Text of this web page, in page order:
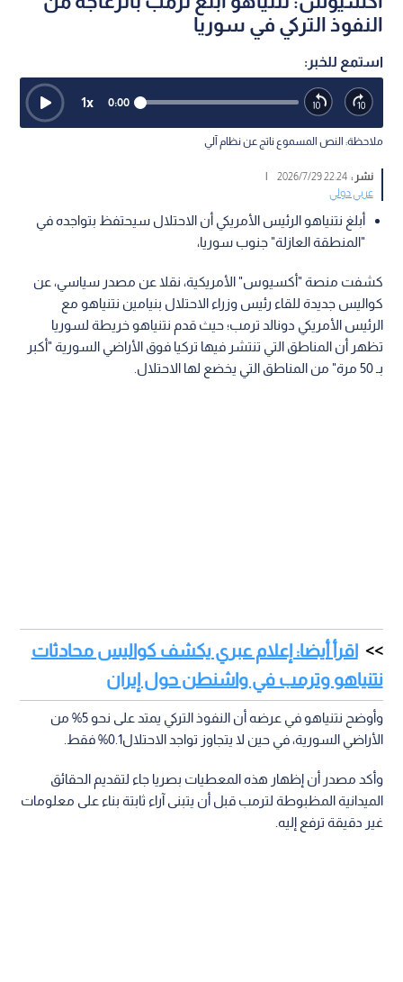
النفوذ التركي في سوريا
استمع للخبر:
0:00
1x
ملاحظة: النص المسموع ناتج عن نظام آلي
نشر :22:24 2026/7/29
|
عربي دولي
أبلغ نتنياهو الرئيس الأمريكي أن الاحتلال سيحتفظ بتواجده في
"المنطقة العازلة" جنوب سوريا،
كشفت منصة "أكسيوس" الأمريكية، نقلا عن مصدر سياسي، عن
كواليس جديدة للقاء رئيس وزراء الاحتلال بنيامين نتنياهو مع
الرئيس الأمريكي دونالد ترمب؛ حيث قدم نتنياهو خريطة لسوريا
تظهر أن المناطق التي تنتشر فيها تركيا فوق الأراضي السورية "أكبر
بـ 50 مرة" من المناطق التي يخضع لها الاحتلال.
اقرأ أيضا: إعلام عبري يكشف كواليس محادثات
نتنياهو وترمب في واشنطن حول إيران
وأوضح نتنياهو في عرضه أن النفوذ التركي يمتد على نحو 5% من
الأراضي السورية، في حين لا يتجاوز تواجد الاحتلال0.1% فقط.
وأكد مصدر أن إظهار هذه المعطيات بصريا جاء لتقديم الحقائق
الميدانية المظبوطة لترمب قبل أن يتبنى آراء ثابتة بناء على معلومات
غير دقيقة ترفع إليه.